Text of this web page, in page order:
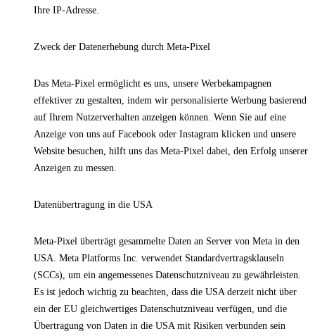
Ihre IP-Adresse.
Zweck der Datenerhebung durch Meta-Pixel
Das Meta-Pixel ermöglicht es uns, unsere Werbekampagnen
effektiver zu gestalten, indem wir personalisierte Werbung basierend
auf Ihrem Nutzerverhalten anzeigen können. Wenn Sie auf eine
Anzeige von uns auf Facebook oder Instagram klicken und unsere
Website besuchen, hilft uns das Meta-Pixel dabei, den Erfolg unserer
Anzeigen zu messen.
Datenübertragung in die USA
Meta-Pixel überträgt gesammelte Daten an Server von Meta in den
USA. Meta Platforms Inc. verwendet Standardvertragsklauseln
(SCCs), um ein angemessenes Datenschutzniveau zu gewährleisten.
Es ist jedoch wichtig zu beachten, dass die USA derzeit nicht über
ein der EU gleichwertiges Datenschutzniveau verfügen, und die
Übertragung von Daten in die USA mit Risiken verbunden sein